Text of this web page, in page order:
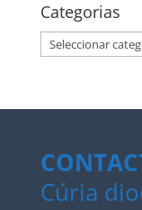
Categorias
Categorias
Cúria